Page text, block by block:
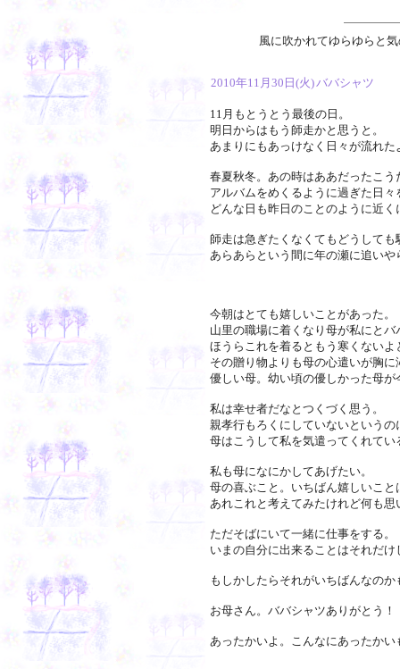
風に吹かれてゆらゆらと
2010年11月30日(火)ババシャツ
11月もとうとう最後の日。
明日からはもう師走かと思うと。
あまりにもあっけなく日々が流れた
春夏秋冬。あの時はああだったこう
アルバムをめくるように過ぎた日々
どんな日も昨日のことのように近
師走は急ぎたくなくてもどうして
あらあらという間に年の瀬に追い
今朝はとても嬉しいことがあった。
山里の職場に着くなり母が私にと
ほうらこれを着るともう寒くないよ
その贈り物よりも母の心遣いが胸
優しい母。幼い頃の優しかった母
私は幸せ者だなとつくづく思う。
親孝行もろくにしていないというの
母はこうして私を気遣ってくれてい
私も母になにかしてあげたい。
母の喜ぶこと。いちばん嬉しいこと
あれこれと考えてみたけれど何も思
ただそばにいて一緒に仕事をする。
いまの自分に出来ることはそれだけ
もしかしたらそれがいちばんなのか
お母さん。ババシャツありがとう！
あったかいよ。こんなにあったかい